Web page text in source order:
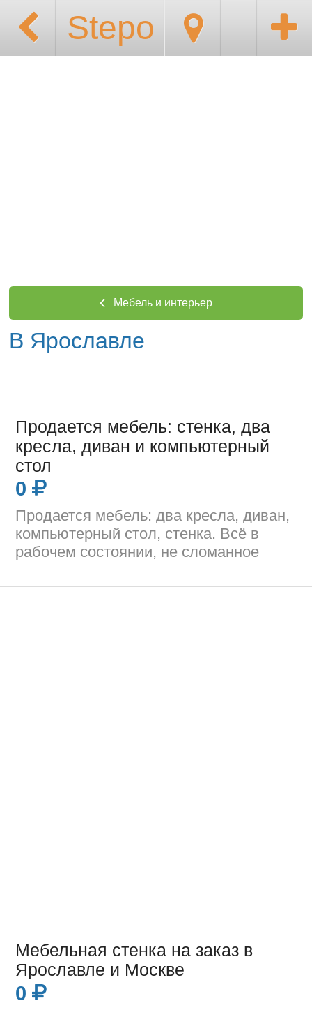
Stepo
Мебель и интерьер
В Ярославле
Продается мебель: стенка, два
кресла, диван и компьютерный
стол
0
Продается мебель: два кресла, диван,
компьютерный стол, стенка. Всё в
рабочем состоянии, не сломанное
Мебельная стенка на заказ в
Ярославле и Москве
0